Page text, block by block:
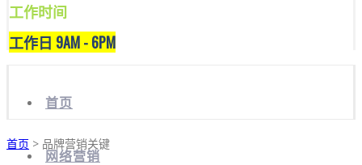
工作时间
工作日 9AM - 6PM
首页
网络营销
首页 > 品牌营销关键